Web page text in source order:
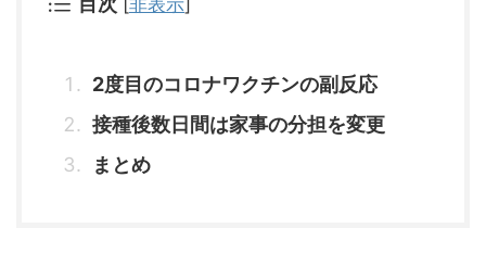
2度目のコロナワクチンの副反応
接種後数日間は家事の分担を変更
まとめ